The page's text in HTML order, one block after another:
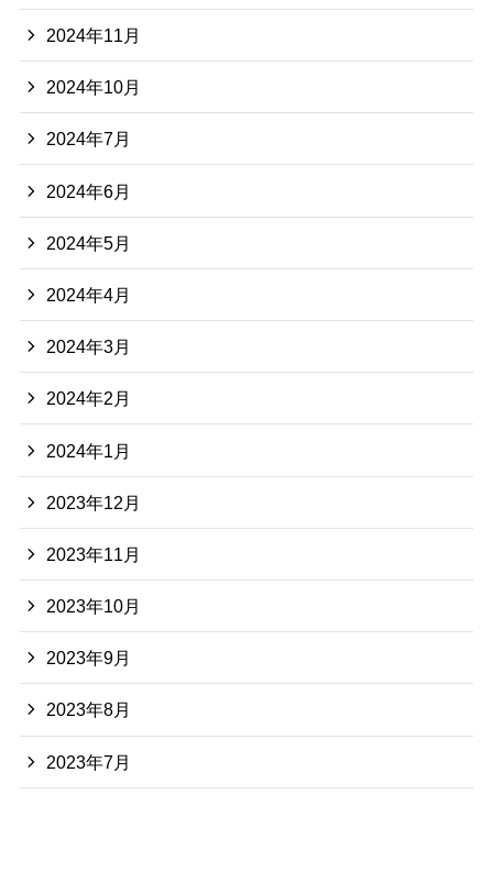
2024年11月
2024年10月
2024年7月
2024年6月
2024年5月
2024年4月
2024年3月
2024年2月
2024年1月
2023年12月
2023年11月
2023年10月
2023年9月
2023年8月
2023年7月